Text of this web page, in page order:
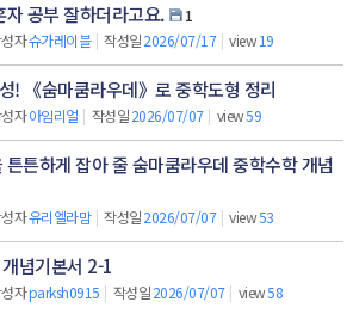
공부 잘하더라고요.
1
자슈가레이블 | 작성일2026/07/17 | view19
! 《숨마쿰라우데》로 중학도형 정리
자아임리얼 | 작성일2026/07/07 | view59
튼하게 잡아 줄 숨마쿰라우데 중학수학 개념
자유리엘라맘 | 작성일2026/07/07 | view53
념기본서 2-1
자parksh0915 | 작성일2026/07/07 | view58